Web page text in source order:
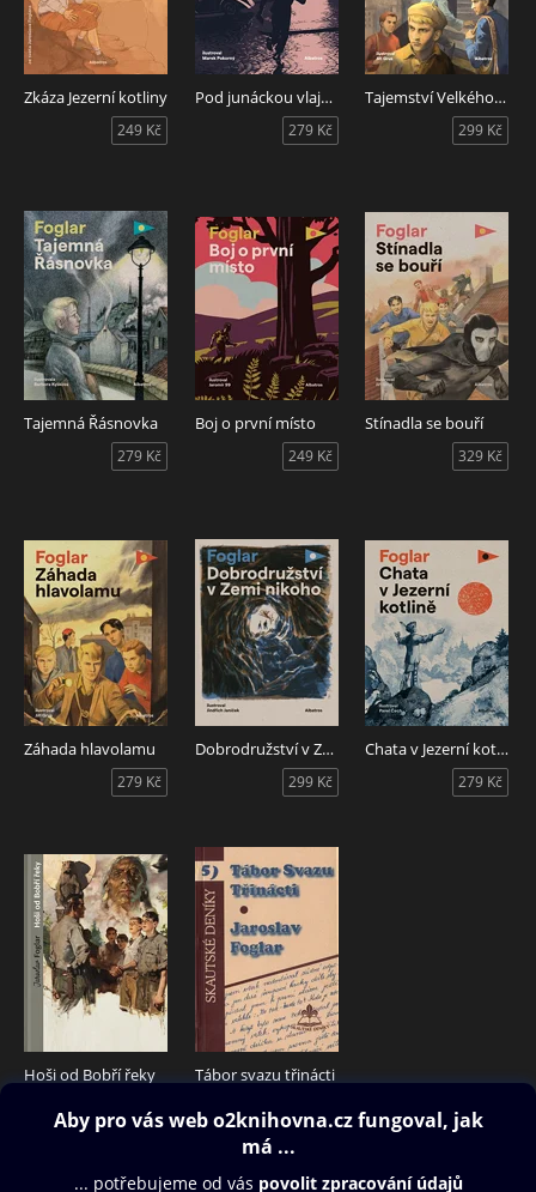
Zkáza Jezerní kotliny
249 Kč
Pod junáckou vlajkou
279 Kč
Tajemství Velkého Vonta
299 Kč
Tajemná Řásnovka
279 Kč
Boj o první místo
249 Kč
Stínadla se bouří
329 Kč
Záhada hlavolamu
279 Kč
Dobrodružství v Zemi nikoho
299 Kč
Chata v Jezerní kotlině
279 Kč
Hoši od Bobří řeky
329 Kč
Tábor svazu třinácti
Obsah ke stažení